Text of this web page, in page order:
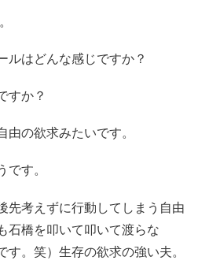
ルはどんな感じですか？
すか？
由の欲求みたいです。
です。
先考えずに行動してしまう自由
石橋を叩いて叩いて渡らな
す。笑）生存の欲求の強い夫。